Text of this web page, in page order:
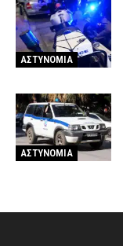
ΑΣΤΥΝΟΜΙΑ
ΑΣΤΥΝΟΜΙΑ